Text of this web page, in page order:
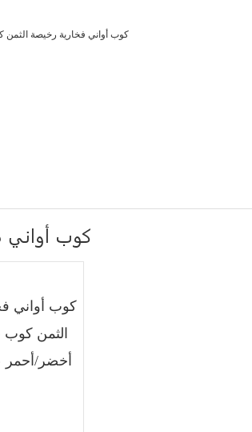
كوب أواني